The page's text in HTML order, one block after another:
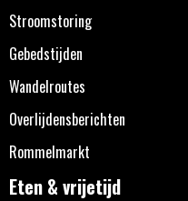
Stroomstoring
Gebedstijden
Wandelroutes
Overlijdensberichten
Rommelmarkt
Eten & vrijetijd